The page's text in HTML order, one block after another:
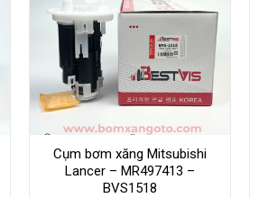
Cụm bơm xăng Mitsubishi
Lancer – MR497413 –
BVS1518